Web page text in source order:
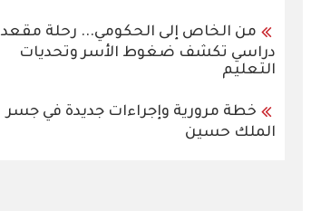
من الخاص إلى الحكومي... رحلة مقعد
دراسي تكشف ضغوط الأسر وتحديات
التعليم
خطة مرورية وإجراءات جديدة في جسر
الملك حسين